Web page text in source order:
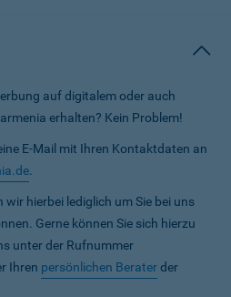
auf digitalem oder auch
erhalten? Kein Problem!
E-Mail mit Ihren Kontaktdaten an
.
hierbei lediglich um Sie bei uns
Gerne können Sie sich hierzu
unter der Rufnummer
Ihren persönlichen Beraterder